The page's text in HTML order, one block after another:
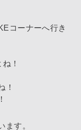
コーナーへ行き
！
！
ます。